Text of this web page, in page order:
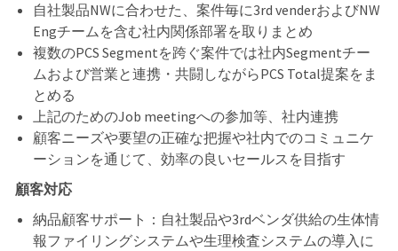
自社製品NWに合わせた、案件毎に3rd venderおよびNW
Engチームを含む社内関係部署を取りまとめ
複数のPCS Segmentを跨ぐ案件では社内Segmentチー
ムおよび営業と連携・共闘しながらPCS Total提案をま
とめる
上記のためのJob meetingへの参加等、社内連携
顧客ニーズや要望の正確な把握や社内でのコミュニケ
ーションを通じて、効率の良いセールスを目指す
顧客対応
納品顧客サポート：自社製品や3rdベンダ供給の生体情
報ファイリングシステムや生理検査システムの導入に